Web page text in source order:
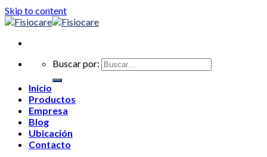
Skip to content
Buscar por:
Inicio
Productos
Empresa
Blog
Ubicación
Contacto